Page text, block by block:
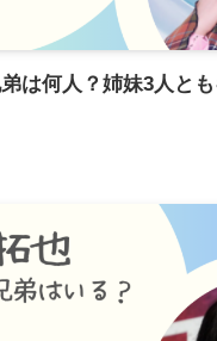
は何人？姉妹3人と